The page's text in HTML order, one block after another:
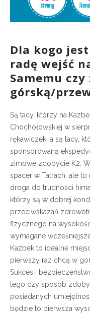
Dla kogo
radę wejść
Samemu czy
górską/
Są tacy, którzy na
Chochołowskiej w
rękawiczek, a są tacy,
sponsorowaną
zimowe zdobycie K2.
spacer w Tatrach, ale
droga do trudności
którzy są w dobrej
przeciwskazań
fizycznego na
wymagane
Kazbek to idealne
pierwszy raz chcą w
Sukces i
tego czy sposób
posiadanych
będzie to pierwsza